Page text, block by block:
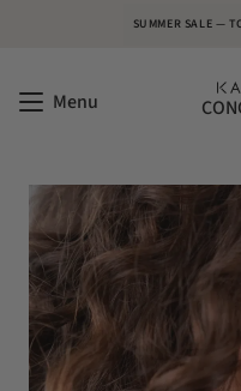
SUMMER SALE —
Menu